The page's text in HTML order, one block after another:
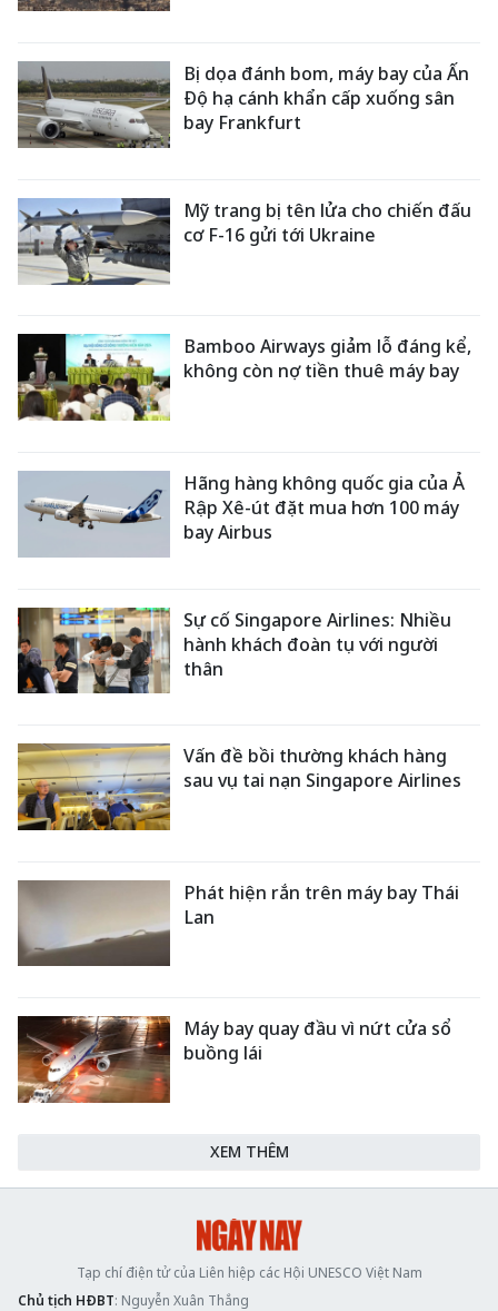
Bị dọa đánh bom, máy bay của Ấn
Độ hạ cánh khẩn cấp xuống sân
bay Frankfurt
Mỹ trang bị tên lửa cho chiến đấu
cơ F-16 gửi tới Ukraine
Bamboo Airways giảm lỗ đáng kể,
không còn nợ tiền thuê máy bay
Hãng hàng không quốc gia của Ả
Rập Xê-út đặt mua hơn 100 máy
bay Airbus
Sự cố Singapore Airlines: Nhiều
hành khách đoàn tụ với người
thân
Vấn đề bồi thường khách hàng
sau vụ tai nạn Singapore Airlines
Phát hiện rắn trên máy bay Thái
Lan
Máy bay quay đầu vì nứt cửa sổ
buồng lái
XEM THÊM
Tạp chí điện tử của Liên hiệp các Hội UNESCO Việt Nam
Chủ tịch HĐBT: Nguyễn Xuân Thắng